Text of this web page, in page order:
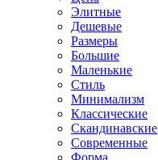
Элитные
Дешевые
Размеры
Большие
Маленькие
Стиль
Минимализм
Классические
Скандинавские
Современные
Форма